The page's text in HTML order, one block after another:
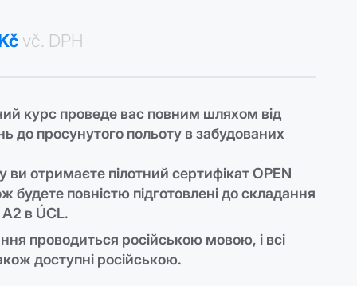
vč. DPH
курс проведе вас повним шляхом від
до просунутого польоту в забудованих
ви отримаєте пілотний сертифікат OPEN
будете повністю підготовлені до складання
A2 в ÚCL.
проводиться російською мовою, і всі
доступні російською.